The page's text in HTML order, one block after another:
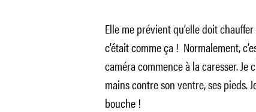
Elle me prévient qu’elle doit
c’était comme ça ! Normalement,
caméra commence à la caresser.
mains contre son ventre, ses pieds.
bouche !